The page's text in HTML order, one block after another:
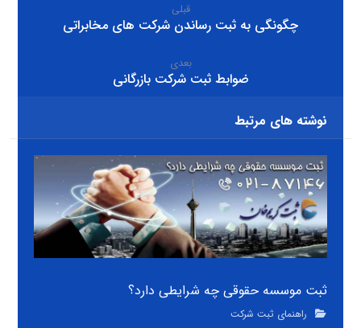
قبلی
چگونگی به ثبت رساندن شرکت های مخابراتی
بعدی
ضوابط ثبت شرکت بازرگانی
نوشته های مرتبط
ثبت موسسه حقوقی چه شرایطی دارد؟
راهنمای ثبت شرکت